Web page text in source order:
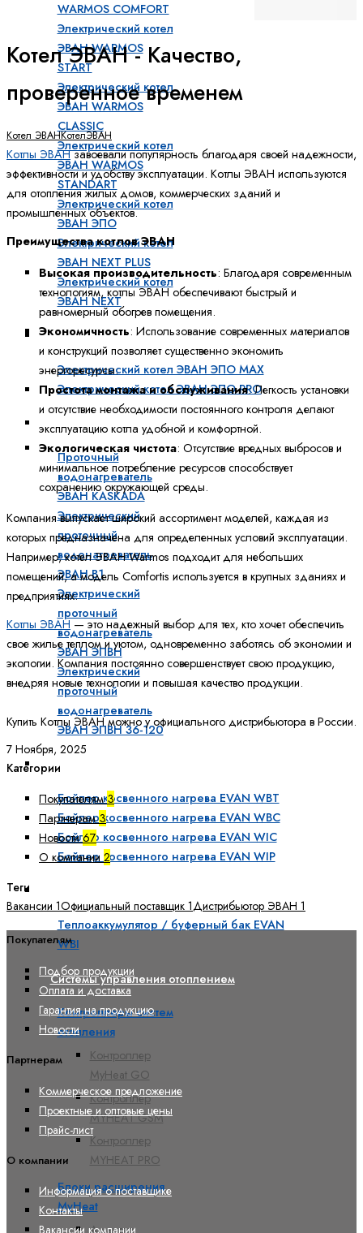
WARMOS COMFORT
Электрический котел
ЭВАН WARMOS
START
Электрический котел
ЭВАН WARMOS
CLASSIC
Электрический котел
ЭВАН WARMOS
STANDART
Электрический котел
ЭВАН ЭПО
Электрический котел
ЭВАН NEXT PLUS
Электрический котел
ЭВАН NEXT
Промышленные электрические котлы
Электрический котел ЭВАН ЭПО MAX
Электрический котел ЭВАН ЭПО PRO
Электрические проточные водонагреватели
Проточный
водонагреватель
ЭВАН KASKADA
Электрический
проточный
водонагреватель
ЭВАН В1
Электрический
проточный
водонагреватель
ЭВАН ЭПВН
Электрический
проточный
водонагреватель
ЭВАН ЭПВН 36-120
Бойлеры косвенного нагрева
Бойлер косвенного нагрева EVAN WBT
Бойлер косвенного нагрева EVAN WBC
Бойлер косвенного нагрева EVAN WIC
Бойлер косвенного нагрева EVAN WIP
Теплоаккумулятор / буферный бак EVAN
WBI
Системы управления отоплением
Контроллеры систем
отопления
Контроллер
MyHeat GO
Контроллер
MYHEAT GSM
Контроллер
MYHEAT PRO
Блоки расширения
MyHeat
Адаптер
Котел ЭВАН - Качество,
проверенное временем
Котел ЭВАНКотелЭВАН
Котлы ЭВАНзавоевали популярность благодаря своей надежности,
эффективности и удобству эксплуатации. Котлы ЭВАН используются
для отопления жилых домов, коммерческих зданий и
промышленных объектов.
Преимущества котлов ЭВАН
Высокая производительность: Благодаря современным
технологиям, котлы ЭВАН обеспечивают быстрый и
равномерный обогрев помещения.
Экономичность: Использование современных материалов
и конструкций позволяет существенно экономить
энергоресурсы.
Простота монтажа и обслуживания: Легкость установки
и отсутствие необходимости постоянного контроля делают
эксплуатацию котла удобной и комфортной.
Экологическая чистота: Отсутствие вредных выбросов и
минимальное потребление ресурсов способствует
сохранению окружающей среды.
Компания выпускает широкий ассортимент моделей, каждая из
которых предназначена для определенных условий эксплуатации.
Например, котел ЭВАН Warmos подходит для небольших
помещений, а модель Comfortis используется в крупных зданиях и
предприятиях.
Котлы ЭВАН— это надежный выбор для тех, кто хочет обеспечить
свое жилье теплом и уютом, одновременно заботясь об экономии и
экологии. Компания постоянно совершенствует свою продукцию,
внедряя новые технологии и повышая качество продукции.
Купить Котлы ЭВАН можно у официального дистрибьютора в России.
7 Ноября, 2025
Категории
Покупателям3
Партнерам3
Новости67
О компании2
Теги
Вакансии 1Официальный поставщик 1Дистрибьютор ЭВАН 1
Покупателям
Подбор продукции
Оплата и доставка
Гарантия на продукцию
Новости
Партнерам
Коммерческое предложение
Проектные и оптовые цены
Прайс-лист
О компании
Информация о поставщике
Контакты